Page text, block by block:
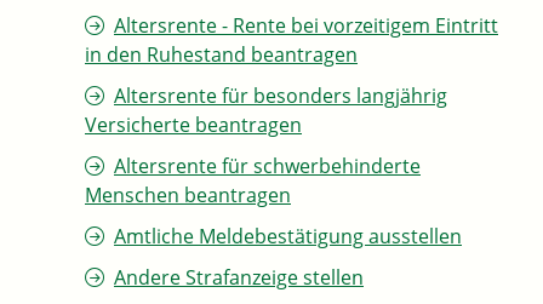
Altersrente - Rente bei vorzeitigem Eintritt
in den Ruhestand beantragen
Altersrente für besonders langjährig
Versicherte beantragen
Altersrente für schwerbehinderte
Menschen beantragen
Amtliche Meldebestätigung ausstellen
Andere Strafanzeige stellen